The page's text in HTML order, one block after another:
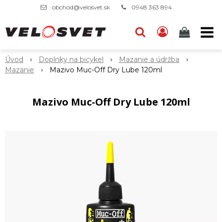
obchod@velosvet.sk 0948 363 894
Úvod Doplnky na bicykel
Mazanie a údržba
Mazanie
Mazivo Muc-Off Dry Lube 120ml
Mazivo Muc-Off Dry Lube 120ml